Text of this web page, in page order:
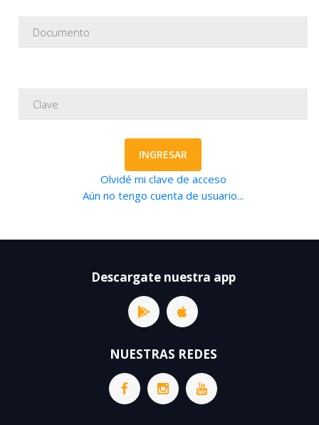
INGRESAR
Olvidé mi clave de acceso
Aún no tengo cuenta de usuario...
Descargate nuestra app
NUESTRAS REDES